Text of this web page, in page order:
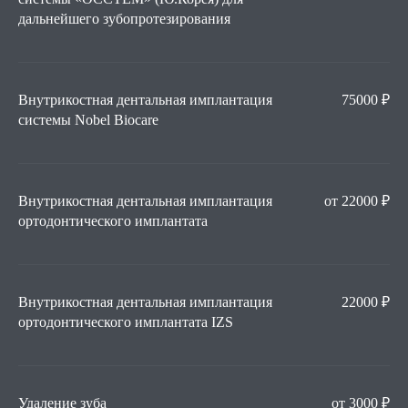
дальнейшего зубопротезирования
Внутрикостная дентальная имплантация
системы Nobel Biocare
75000 ₽
Внутрикостная дентальная имплантация
ортодонтического имплантата
от 22000 ₽
Внутрикостная дентальная имплантация
ортодонтического имплантата IZS
22000 ₽
Удаление зуба от 3000 ₽